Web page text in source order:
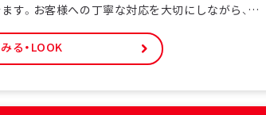
す。お客様への丁寧な対応を大切にしながら、チ
でも研修制度があり、日本の飲食サービスを基礎か
態で、長期的なキャリア形成が可能です。シフト制
みる・LOOK